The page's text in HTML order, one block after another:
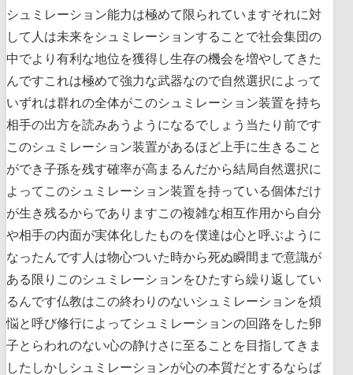
シュミレーション能力は極めて限られていますそれに対
して人は未来をシュミレーションすることで社会集団の
中でより有利な地位を獲得し生存の機会を増やしてきた
んですこれは極めて強力な武器なので自然選択によって
いずれは群れの全体がこのシュミレーション装置を持ち
相手の出方を読みあうようになるでしょう当たり前です
このシュミレーション装置があるほど上手に生きること
ができ子孫を残す確率が高まるんだから結局自然選択に
よってこのシュミレーション装置を持っている個体だけ
が生き残るからでありますこの複雑な相互作用から自分
や相手の内面が実体化したものを僕達は心と呼ぶように
なったんです人は物心ついた時から死ぬ瞬間まで意識が
ある限りこのシュミレーションをひたすら繰り返してい
るんです仏教はこの終わりのないシュミレーションを煩
悩と呼び修行によってシュミレーションの回路をした卵
子とらわれのない心の静けさに至ることを目指してきま
したしかしシュミレーションが心の本質だとするならば